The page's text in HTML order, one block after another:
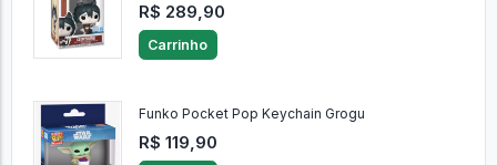
R$ 289,90
Carrinho
Funko Pocket Pop Keychain Grogu
R$ 119,90